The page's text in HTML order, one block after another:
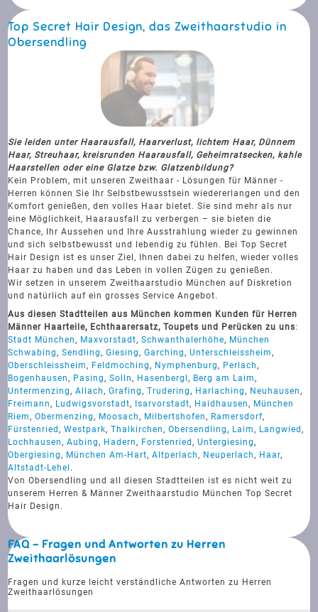
Top Secret Hair Design, das Zweithaarstudio in
Obersendling
Sie leiden unter Haarausfall, Haarverlust, lichtem Haar, Dünnem
Haar, Streuhaar, kreisrunden Haarausfall, Geheimratsecken, kahle
Haarstellen oder eine Glatze bzw. Glatzenbildung?
Kein Problem, mit unseren Zweithaar - Lösungen für Männer -
Herren können Sie Ihr Selbstbewusstsein wiedererlangen und den
Komfort genießen, den volles Haar bietet. Sie sind mehr als nur
eine Möglichkeit, Haarausfall zu verbergen – sie bieten die
Chance, Ihr Aussehen und Ihre Ausstrahlung wieder zu gewinnen
und sich selbstbewusst und lebendig zu fühlen. Bei Top Secret
Hair Design ist es unser Ziel, Ihnen dabei zu helfen, wieder volles
Haar zu haben und das Leben in vollen Zügen zu genießen.
Wir setzen in unserem Zweithaarstudio München auf Diskretion
und natürlich auf ein grosses Service Angebot.
Aus diesen Stadtteilen aus München kommen Kunden für Herren
Männer Haarteile, Echthaarersatz, Toupets und Perücken zu uns:
Stadt München, Maxvorstadt,Schwanthalerhöhe, München
Schwabing,Sendling,Giesing,Garching,Unterschleissheim,
Oberschleissheim, Feldmoching, Nymphenburg, Perlach,
Bogenhausen, Pasing,Solln, Hasenbergl, Berg am Laim,
Untermenzing,Allach,Grafing,Trudering, Harlaching, Neuhausen,
Freimann, Ludwigsvorstadt, Isarvorstadt, Haidhausen, München
Riem,Obermenzing, Moosach, Milbertshofen, Ramersdorf,
Fürstenried,Westpark,Thalkirchen,Obersendling, Laim, Langwied,
Lochhausen,Aubing, Hadern, Forstenried,Untergiesing,
Obergiesing, München Am-Hart,Altperlach, Neuperlach, Haar,
Altstadt-Lehel .
Von Obersendling und all diesen Stadtteilen ist es nicht weit zu
unserem Herren & Männer Zweithaarstudio München Top Secret
Hair Design.
FAQ - Fragen und Antworten zu Herren
Zweithaarlösungen
Fragen und kurze leicht verständliche Antworten zu Herren
Zweithaarlösungen